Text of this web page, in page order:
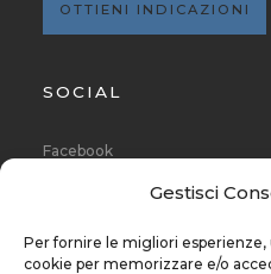
Gestisci
Per fornire le migliori
cookie per memorizzare e/o
OTTIENI INDICAZIONI
SOCIAL
Facebook